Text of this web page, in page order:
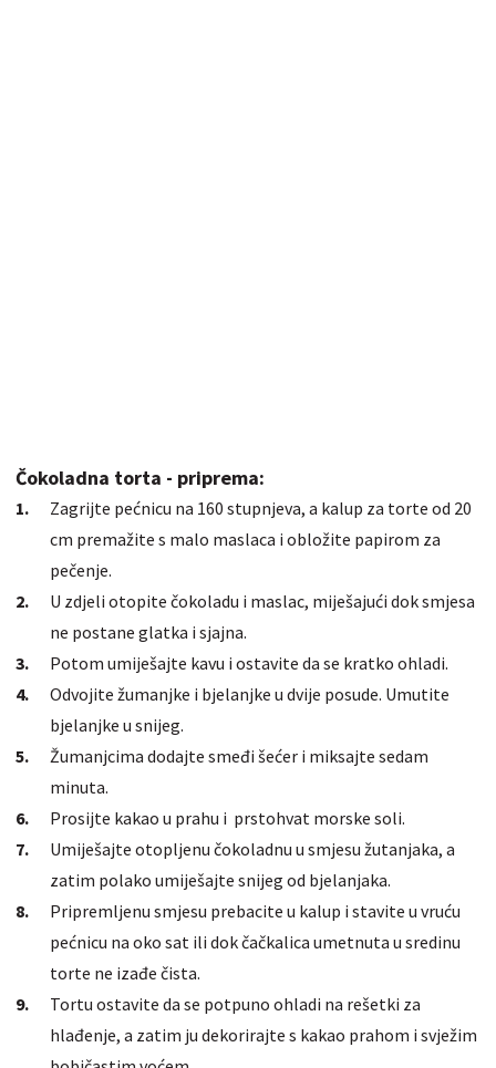
Čokoladna torta - priprema:
Zagrijte pećnicu na 160 stupnjeva, a kalup za torte od 20
cm premažite s malo maslaca i obložite papirom za
pečenje.
U zdjeli otopite čokoladu i maslac, miješajući dok smjesa
ne postane glatka i sjajna.
Potom umiješajte kavu i ostavite da se kratko ohladi.
Odvojite žumanjke i bjelanjke u dvije posude. Umutite
bjelanjke u snijeg.
Žumanjcima dodajte smeđi šećer i miksajte sedam
minuta.
Prosijte kakao u prahu i prstohvat morske soli.
Umiješajte otopljenu čokoladnu u smjesu žutanjaka, a
zatim polako umiješajte snijeg od bjelanjaka.
Pripremljenu smjesu prebacite u kalup i stavite u vruću
pećnicu na oko sat ili dok čačkalica umetnuta u sredinu
torte ne izađe čista.
Tortu ostavite da se potpuno ohladi na rešetki za
hlađenje, a zatim ju dekorirajte s kakao prahom i svježim